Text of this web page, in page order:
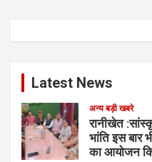
Latest News
अन्य बड़ी खबरे
रानीखेत
भांति इस बार
का आयोजन